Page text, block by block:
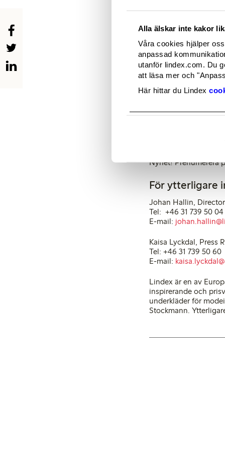
Alla älskar inte kakor
Våra cookies hjälper
anpassad
utanför lindex.com. Du
att läsa mer och
Här hittar du Lindex
känsla. Looken
– Holly & Whyte,
sammansatt och det
inköpsteam har hittat
har dessutom
Rytz Goldman,
kommer att synas i
Nyhet! Prenumerera
För ytterligare
Johan Hallin,
Tel: +46 31 739 50 04
E-mail:
Kaisa Lyckdal, Press
Tel: +46 31 739 50 60
E-mail:
Lindex är en av
inspirerande och
underkläder för
Stockmann.